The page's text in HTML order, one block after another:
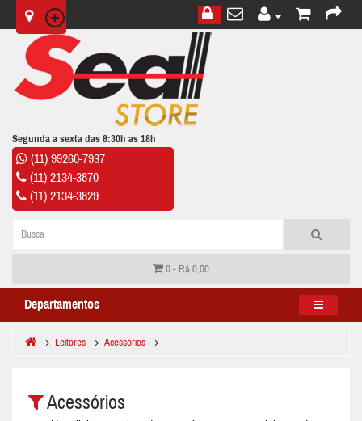
Segunda a sexta das 8:30h as 18h
(11) 99260-7937
(11) 2134-3870
(11) 2134-3829
0 - R$ 0,00
Departamentos
Leitores Acessórios
Acessórios